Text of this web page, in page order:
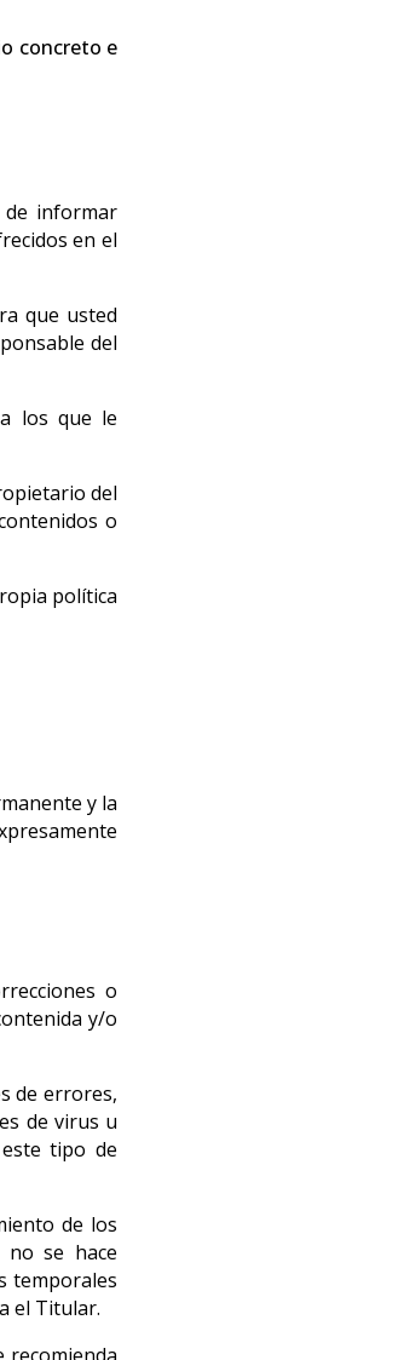
concreto e
de informar
en el
que usted
del
los que le
del
o
política
y la
o
y/o
de errores,
de virus u
tipo de
de los
no se hace
temporales
el Titular.